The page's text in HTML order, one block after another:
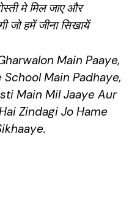
मे मिल जाए और
जो हमें जीना सिखायें
Main Paaye,
Main Padhaye,
Main Mil Jaaye Aur
Zindagi Jo Hame